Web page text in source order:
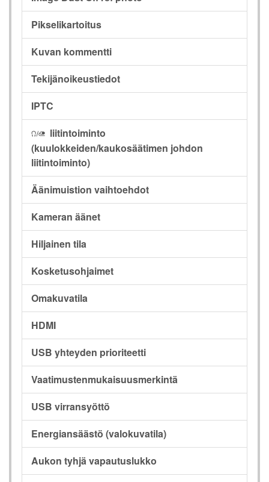
Pikselikartoitus
Kuvan kommentti
Tekijänoikeustiedot
IPTC
I liitintoiminto
(kuulokkeiden/kaukosäätimen johdon
liitintoiminto)
Äänimuistion vaihtoehdot
Kameran äänet
Hiljainen tila
Kosketusohjaimet
Omakuvatila
HDMI
USB yhteyden prioriteetti
Vaatimustenmukaisuusmerkintä
USB virransyöttö
Energiansäästö (valokuvatila)
Aukon tyhjä vapautuslukko